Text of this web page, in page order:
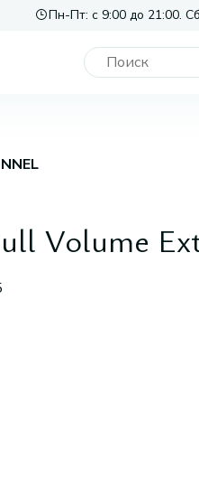
Пн-Пт: с 9:00 до 21:00.
Volume